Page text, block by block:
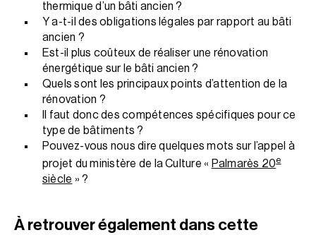
thermique d’un bâti ancien ?
Y a-t-il des obligations légales par rapport au bâti
ancien ?
Est-il plus coûteux de réaliser une rénovation
énergétique sur le bâti ancien ?
Quels sont les principaux points d’attention de la
rénovation ?
Il faut donc des compétences spécifiques pour ce
type de bâtiments ?
Pouvez-vous nous dire quelques mots sur l’appel à
projet du ministère de la Culture « Palmarès 20e
siècle » ?
À retrouver également dans cette